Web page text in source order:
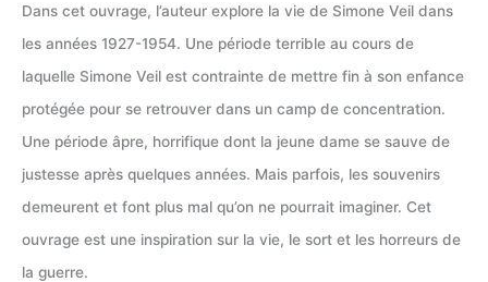
Dans cet ouvrage, l’auteur explore la vie de Simone Veil dans
les années 1927-1954. Une période terrible au cours de
laquelle Simone Veil est contrainte de mettre fin à son enfance
protégée pour se retrouver dans un camp de concentration.
Une période âpre, horrifique dont la jeune dame se sauve de
justesse après quelques années. Mais parfois, les souvenirs
demeurent et font plus mal qu’on ne pourrait imaginer. Cet
ouvrage est une inspiration sur la vie, le sort et les horreurs de
la guerre.